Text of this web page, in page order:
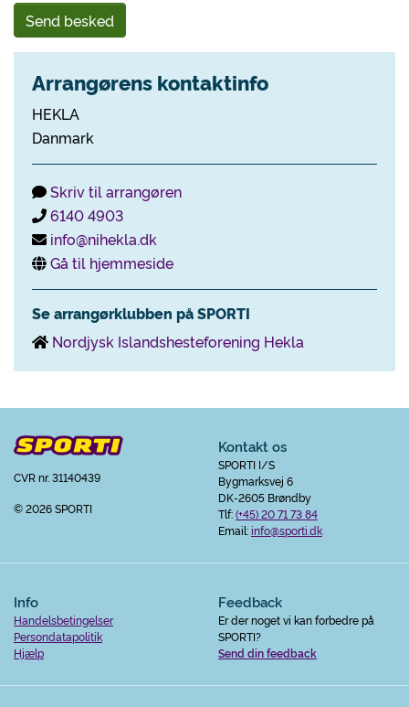
Send besked
Arrangørens kontaktinfo
HEKLA
Danmark
Skriv til arrangøren
6140 4903
info@nihekla.dk
Gå til hjemmeside
Se arrangørklubben på SPORTI
Nordjysk Islandshesteforening Hekla
CVR nr. 31140439
© 2026 SPORTI
Kontakt os
SPORTI I/S
Bygmarksvej 6
DK-2605 Brøndby
Tlf:(+45) 20 71 73 84
Email:info@sporti.dk
Info
Handelsbetingelser
Persondatapolitik
Hjælp
Feedback
Er der noget vi kan forbedre på
SPORTI?
Send din feedback